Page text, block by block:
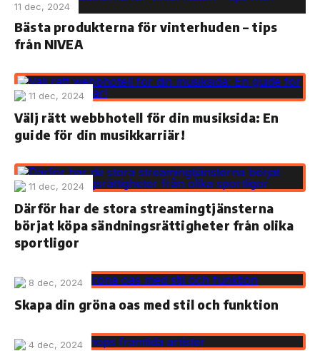
11 dec, 2024
Bästa produkterna för vinterhuden – tips
från NIVEA
11 dec, 2024
Välj rätt webbhotell för din musiksida: En
guide för din musikkarriär!
11 dec, 2024
Därför har de stora streamingtjänsterna
börjat köpa sändningsrättigheter från olika
sportligor
8 dec, 2024
Skapa din gröna oas med stil och funktion
4 dec, 2024